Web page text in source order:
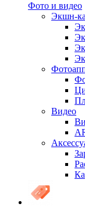
Фото и видео
Экшн-
Видео